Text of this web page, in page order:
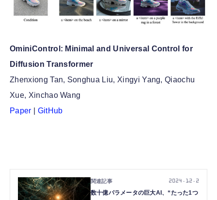
OminiControl: Minimal and Universal Control for
Diffusion Transformer
Zhenxiong Tan, Songhua Liu, Xingyi Yang, Qiaochu
Xue, Xinchao Wang
Paper
GitHub
数十億パラメータの巨大AI、“たった1つ
2024.12.2